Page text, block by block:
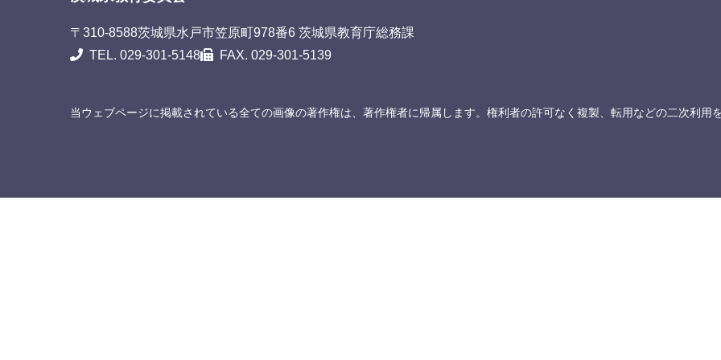
〒310-8588茨城県水戸市笠原町978番6 茨城県教育庁総務課
TEL. 029-301-5148
FAX. 029-301-5139
当ウェブページに掲載されている全ての画像の著作権は、著作権者に帰属します。権利者の許可なく複製、転用などの二次利用